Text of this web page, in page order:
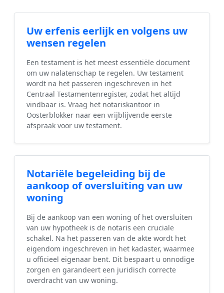
Uw erfenis eerlijk en volgens uw
wensen regelen
Een testament is het meest essentiële document
om uw nalatenschap te regelen. Uw testament
wordt na het passeren ingeschreven in het
Centraal Testamentenregister, zodat het altijd
vindbaar is. Vraag het notariskantoor in
Oosterblokker naar een vrijblijvende eerste
afspraak voor uw testament.
Notariële begeleiding bij de
aankoop of oversluiting van uw
woning
Bij de aankoop van een woning of het oversluiten
van uw hypotheek is de notaris een cruciale
schakel. Na het passeren van de akte wordt het
eigendom ingeschreven in het kadaster, waarmee
u officieel eigenaar bent. Dit bespaart u onnodige
zorgen en garandeert een juridisch correcte
overdracht van uw woning.